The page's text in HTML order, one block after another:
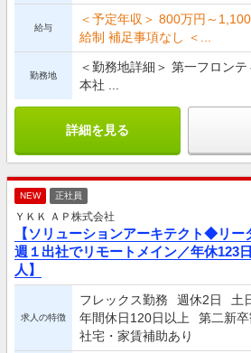
給与
＜予定年収＞ 800万円～
給制 補足事項なし ＜...
勤務地
＜勤務地詳細＞ 第一フロン
本社 ...
詳細を見る
NEW 正社員
ＹＫＫ ＡＰ株式会社
【ソリューションアーキテクト◆リー
週１出社でリモートメイン／年休123
人】
求人の特徴
フレックス勤務 週休2日
土
年間休日120日以上
第二新
社宅・家賃補助あり